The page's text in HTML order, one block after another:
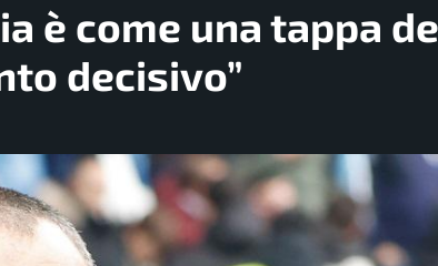
è come una tappa
decisivo”